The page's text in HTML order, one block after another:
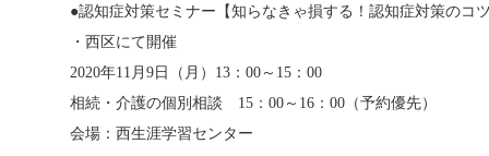
●認知症対策セミナー【知らなきゃ損する！認知症対策のコツ
・西区にて開催
2020年11月9日（月）13：00～15：00
相続・介護の個別相談 15：00～16：00（予約優先）
会場：西生涯学習センター